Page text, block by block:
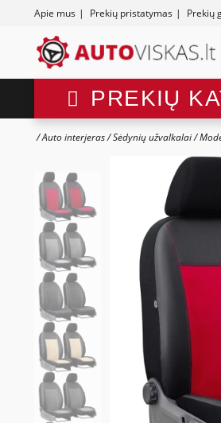
Apie mus | Prekių pristatymas | Prekių
PREKIŲ
Auto interjeras Sėdynių užvalkalai